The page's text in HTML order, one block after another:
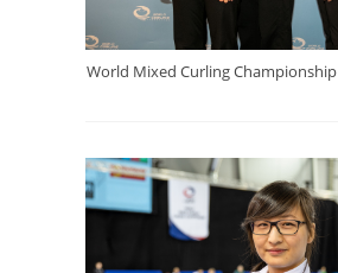
World Mixed Curling